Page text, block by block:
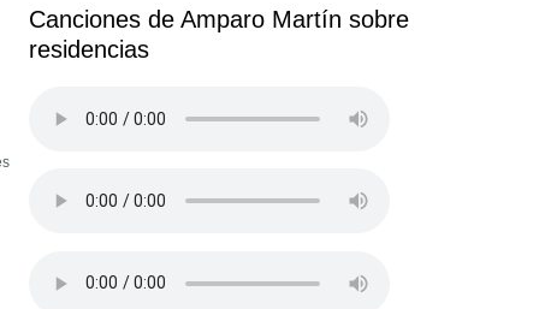
Canciones de Amparo Martín sobre
residencias